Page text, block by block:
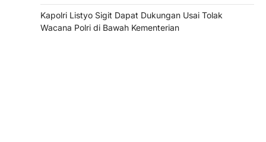
Kapolri Listyo Sigit Dapat Dukungan Usai Tolak
Wacana Polri di Bawah Kementerian